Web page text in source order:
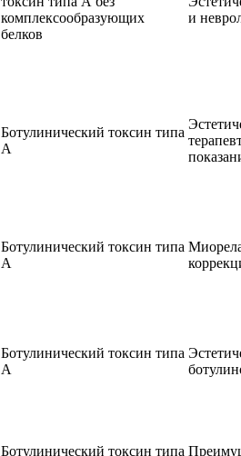
комплексообразующих
белков
и
Ботулинический токсин типа
А
Ботулинический токсин типа
А
Ботулинический токсин типа
А
Ботулинический токсин типа